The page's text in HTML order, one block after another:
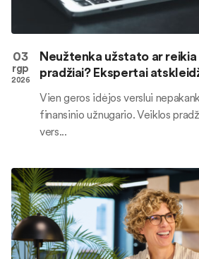
03
rgp
2026
Neužtenka užstato ar
pradžiai? Ekspertai
Vien geros idėjos verslui
finansinio užnugario. Veiklos
vers...